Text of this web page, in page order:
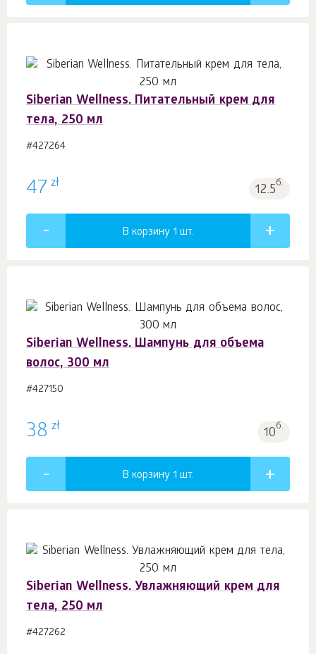
Siberian Wellness. Питательный крем для
тела, 250 мл
#427264
47 zł 12.5б.
В корзину 1 шт.
Siberian Wellness. Шампунь для объема
волос, 300 мл
#427150
38 zł 10б.
В корзину 1 шт.
Siberian Wellness. Увлажняющий крем для
тела, 250 мл
#427262